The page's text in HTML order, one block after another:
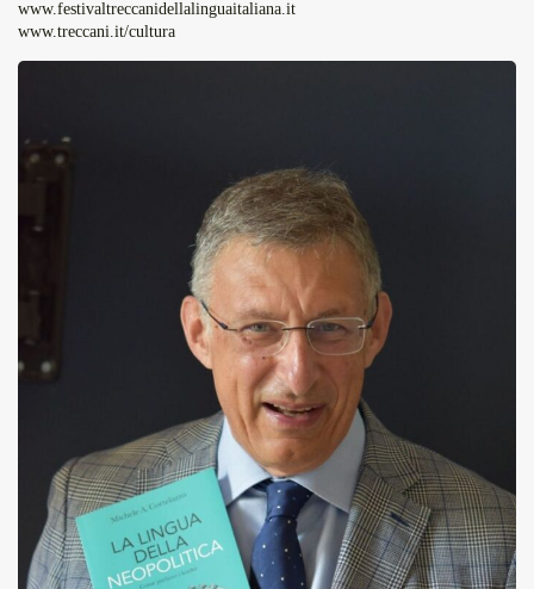
www.festivaltreccanidellalinguaitaliana.it
www.treccani.it/cultura